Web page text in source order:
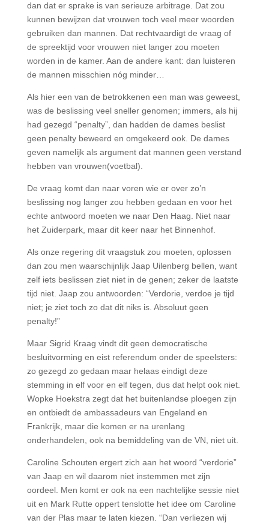
dan dat er sprake is van serieuze arbitrage. Dat zou
kunnen bewijzen dat vrouwen toch veel meer woorden
gebruiken dan mannen. Dat rechtvaardigt de vraag of
de spreektijd voor vrouwen niet langer zou moeten
worden in de kamer. Aan de andere kant: dan luisteren
de mannen misschien nóg minder…
Als hier een van de betrokkenen een man was geweest,
was de beslissing veel sneller genomen; immers, als hij
had gezegd “penalty”, dan hadden de dames beslist
geen penalty beweerd en omgekeerd ook. De dames
geven namelijk als argument dat mannen geen verstand
hebben van vrouwen(voetbal).
De vraag komt dan naar voren wie er over zo’n
beslissing nog langer zou hebben gedaan en voor het
echte antwoord moeten we naar Den Haag. Niet naar
het Zuiderpark, maar dit keer naar het Binnenhof.
Als onze regering dit vraagstuk zou moeten, oplossen
dan zou men waarschijnlijk Jaap Uilenberg bellen, want
zelf iets beslissen ziet niet in de genen; zeker de laatste
tijd niet. Jaap zou antwoorden: “Verdorie, verdoe je tijd
niet; je ziet toch zo dat dit niks is. Absoluut geen
penalty!”
Maar Sigrid Kraag vindt dit geen democratische
besluitvorming en eist referendum onder de speelsters:
zo gezegd zo gedaan maar helaas eindigt deze
stemming in elf voor en elf tegen, dus dat helpt ook niet.
Wopke Hoekstra zegt dat het buitenlandse ploegen zijn
en ontbiedt de ambassadeurs van Engeland en
Frankrijk, maar die komen er na urenlang
onderhandelen, ook na bemiddeling van de VN, niet uit.
Caroline Schouten ergert zich aan het woord “verdorie”
van Jaap en wil daarom niet instemmen met zijn
oordeel. Men komt er ook na een nachtelijke sessie niet
uit en Mark Rutte oppert tenslotte het idee om Caroline
van der Plas maar te laten kiezen. “Dan verliezen wij